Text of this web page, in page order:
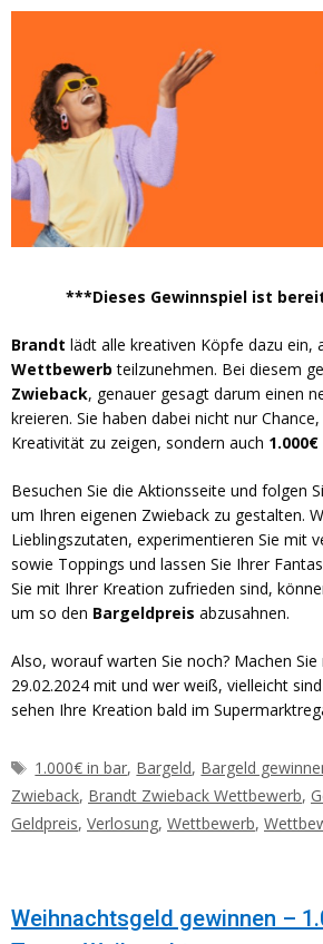
***Dieses Gewinnspiel ist
Brandt lädt alle kreativen Köpfe dazu ein,
Wettbewerb teilzunehmen. Bei diesem
Zwieback, genauer gesagt darum einen
kreieren. Sie haben dabei nicht nur
Kreativität zu zeigen, sondern auch
Besuchen Sie die Aktionsseite und folgen
um Ihren eigenen Zwieback zu gestalten.
Lieblingszutaten, experimentieren Sie mit
sowie Toppings und lassen Sie Ihrer
Sie mit Ihrer Kreation zufrieden sind,
um so den Bargeldpreis abzusahnen.
Also, worauf warten Sie noch? Machen
29.02.2024 mit und wer weiß, vielleicht
sehen Ihre Kreation bald im
Schlagwörter
1.000€ in bar, Bargeld, Bargeld
Zwieback, Brandt Zwieback Wettbewerb,
Geldpreis, Verlosung, Wettbewerb,
Weihnachtsgeld gewinnen –